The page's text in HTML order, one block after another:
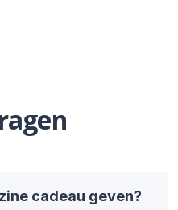
cadeau geven?